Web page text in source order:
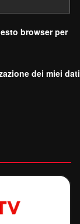
browser per
dei miei dati